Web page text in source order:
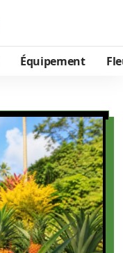
Équipement